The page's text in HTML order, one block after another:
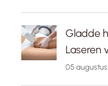
Gladde
Laseren
05